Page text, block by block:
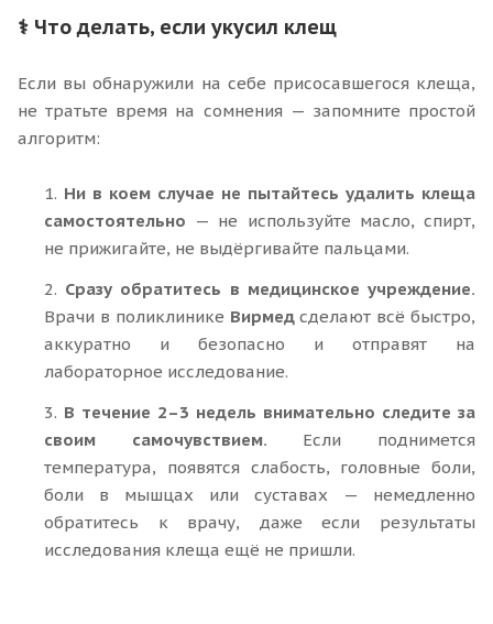
⚕ Что делать, если укусил клещ
Если вы обнаружили на себе присосавшегося клеща,
не тратьте время на сомнения — запомните простой
алгоритм:
1. Ни в коем случае не пытайтесь удалить клеща
самостоятельно — не используйте масло, спирт,
не прижигайте, не выдёргивайте пальцами.
2. Сразу обратитесь в медицинское учреждение.
Врачи в поликлинике Вирмедсделают всё быстро,
аккуратно и безопасно и отправят на
лабораторное исследование.
3. В течение 2–3 недель внимательно следите за
своим самочувствием. Если поднимется
температура, появятся слабость, головные боли,
боли в мышцах или суставах — немедленно
обратитесь к врачу, даже если результаты
исследования клеща ещё не пришли.